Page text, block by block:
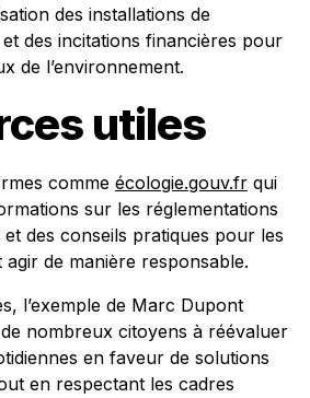
des installations de
des incitations financières pour
de l’environnement.
utiles
comme écologie.gouv.fr qui
sur les réglementations
des conseils pratiques pour les
de manière responsable.
l’exemple de Marc Dupont
nombreux citoyens à réévaluer
en faveur de solutions
en respectant les cadres